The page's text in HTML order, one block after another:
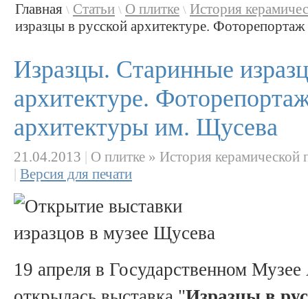
Главная \ Статьи \ О плитке \ История
изразцы в русской архитектуре. Фоторепортаж
Изразцы. Старинные
архитектуре.
архитектуры им. Щусева
21.04.2013 | О плитке » История керамической
| Версия для печати
19 апреля в Государственном